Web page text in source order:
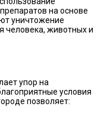
на основе
уничтожение
человека, животных и
упор на
условия
позволяет: